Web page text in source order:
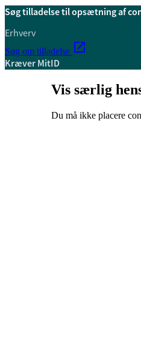
Søg tilladelse til opsætning af
Erhverv
Søg om tilladelse
Kræver MitID
Vis særlig
Du må ikke placere